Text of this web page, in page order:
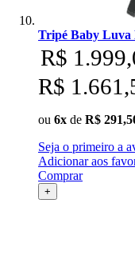
Tripé Baby
R$
R$
ou 6x de R$
Seja o primeiro a
Adicionar aos
Comprar
+